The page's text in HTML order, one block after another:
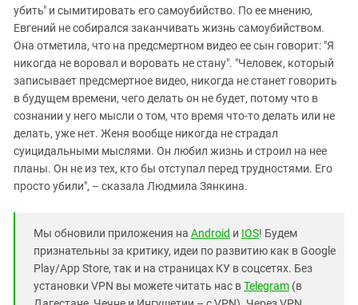
убить" и сымитировать его самоубийство. По ее мнению,
Евгений не собирался заканчивать жизнь самоубийством.
Она отметила, что на предсмертном видео ее сын говорит: "Я
никогда не воровал и воровать не стану". "Человек, который
записывает предсмертное видео, никогда не станет говорить
в будущем времени, чего делать он не будет, потому что в
сознании у него мысли о том, что время что-то делать или не
делать, уже нет. Женя вообще никогда не страдал
суицидальными мыслями. Он любил жизнь и строил на нее
планы. Он не из тех, кто бы отступал перед трудностями. Его
просто убили", – сказала Людмила Зянкина.
Мы обновили приложения на Android и IOS! Будем
признательны за критику, идеи по развитию как в Google
Play/App Store, так и на страницах КУ в соцсетях. Без
установки VPN вы можете читать нас вTelegram (в